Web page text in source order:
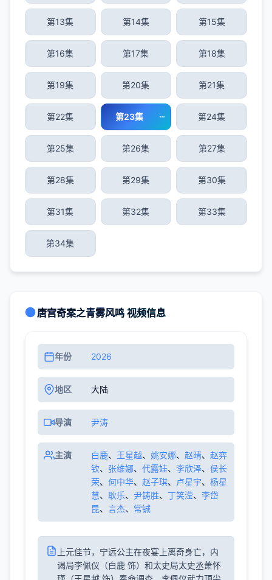
第13集 第14集 第15集
第16集 第17集 第18集
第19集 第20集 第21集
第22集 第23集 第24集
第25集 第26集 第27集
第28集 第29集 第30集
第31集 第32集 第33集
第34集
唐宫奇案之青雾风鸣 视频信息
年份 2026
地区 大陆
导演 尹涛
主演 白鹿、 王星越、 姚安娜、 赵晴、 赵弈
钦、 张维娜、 代露娃、 李欣泽、 侯长
荣、 何中华、 赵子琪、 卢星宇、 杨星
慧、 耿乐、 尹铸胜、 丁笑滢、 李岱
昆、 言杰、 常铖
上元佳节，宁远公主在夜宴上离奇身亡，内
谒局李佩仪（白鹿 饰）和太史局太史丞萧怀